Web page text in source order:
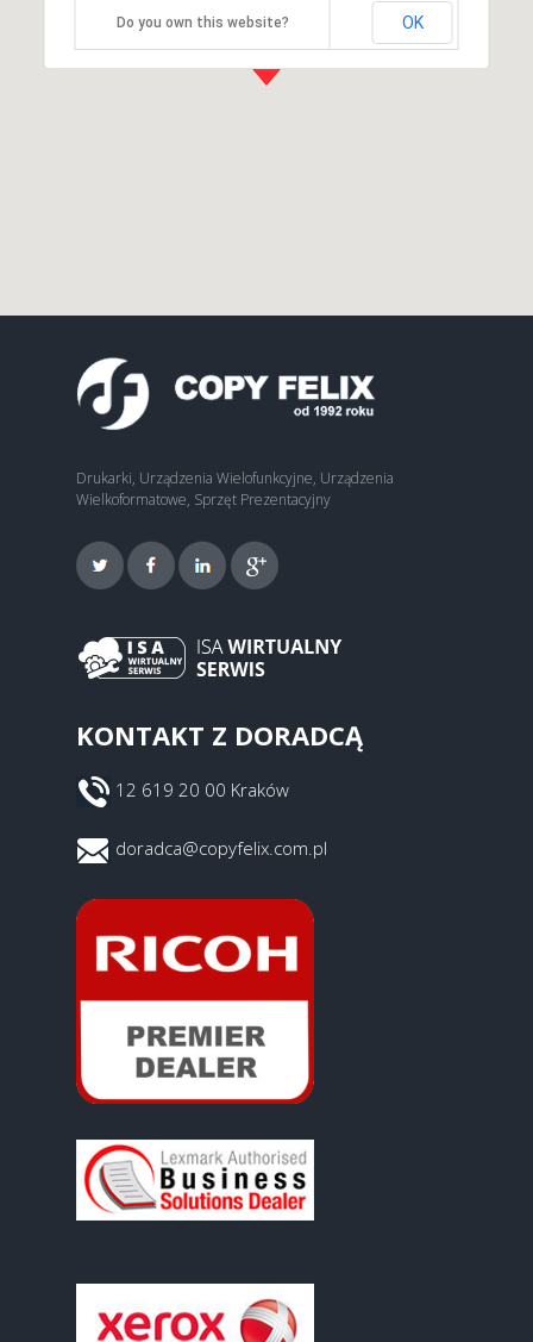
Do you own this website? OK
Drukarki, Urządzenia Wielofunkcyjne, Urządzenia
Wielkoformatowe, Sprzęt Prezentacyjny
KONTAKT Z DORADCĄ
12 619 20 00 Kraków
doradca@copyfelix.com.pl